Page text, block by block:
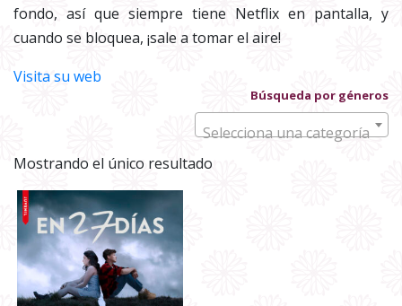
fondo, así que siempre tiene Netflix en pantalla, y
cuando se bloquea, ¡sale a tomar el aire!
Visita su web
Búsqueda por géneros
Selecciona una categoría
Mostrando el único resultado